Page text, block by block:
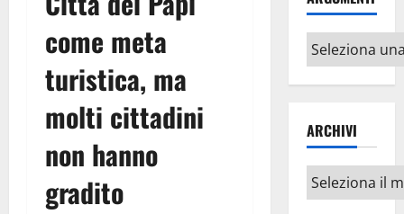
come meta
turistica, ma
molti cittadini
non hanno
gradito
Altri
argomenti
ARCHIVI
Archivi